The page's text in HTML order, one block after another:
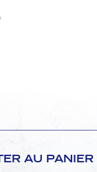
AU PANIER